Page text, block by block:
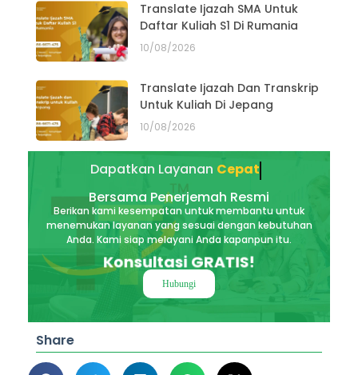
Translate Ijazah SMA Untuk
Daftar Kuliah S1 Di Rumania
10/08/2026
Translate Ijazah Dan Transkrip
Untuk Kuliah Di Jepang
10/08/2026
Dapatkan LayananAkurat
Bersama Penerjemah Resmi
Berikan kami kesempatan untuk membantu untuk
menemukan layanan yang sesuai dengan kebutuhan
Anda. Kami siap melayani Anda kapanpun itu.
Konsultasi GRATIS!
Hubungi
Share